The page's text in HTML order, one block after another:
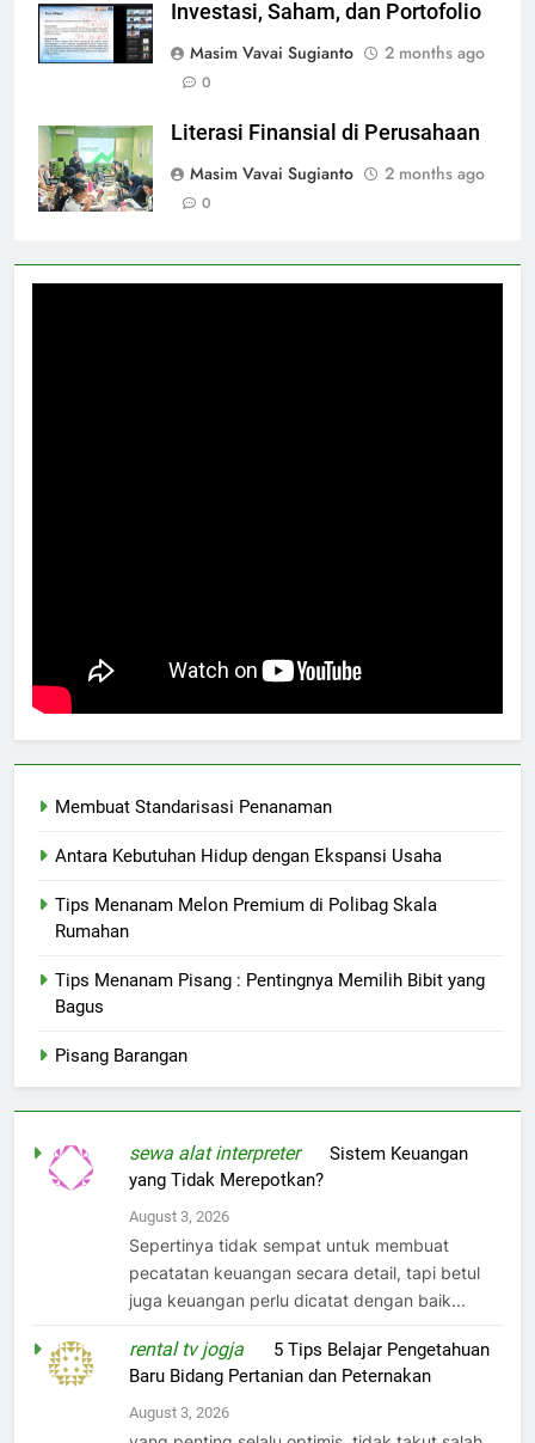
Investasi, Saham, dan Portofolio
Masim Vavai Sugianto
2 months ago
0
Literasi Finansial di Perusahaan
Masim Vavai Sugianto
2 months ago
0
Membuat Standarisasi Penanaman
Antara Kebutuhan Hidup dengan Ekspansi Usaha
Tips Menanam Melon Premium di Polibag Skala
Rumahan
Tips Menanam Pisang : Pentingnya Memilih Bibit yang
Bagus
Pisang Barangan
sewa alat interpreteronSistem Keuangan
yang Tidak Merepotkan?
August 3, 2026
Sepertinya tidak sempat untuk membuat
pecatatan keuangan secara detail, tapi betul
juga keuangan perlu dicatat dengan baik...
rental tv jogja
5 Tips Belajar Pengetahuan
Baru Bidang Pertanian dan Peternakan
August 3, 2026